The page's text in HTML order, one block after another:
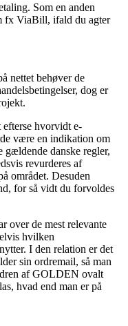
Som en anden
fx ViaBill, ifald du agter
nettet behøver de
dog er
hvorvidt e-
være en indikation om
gældende danske regler,
revurderes af
området. Desuden
for så vidt du forvoldes
over de mest relevante
hvilken
I den relation er det
sin ordremail, så man
af GOLDEN ovalt
hvad end man er på